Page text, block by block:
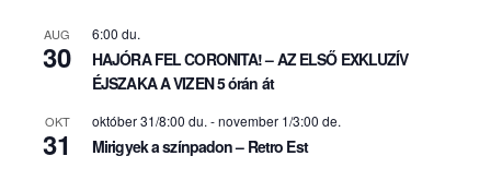
AUG
30
6:00 du.
HAJÓRA FEL CORONITA! – AZ ELSŐ EXKLUZÍV
ÉJSZAKA A VIZEN 5 órán át
OKT
31
október 31/8:00 du. -november 1/3:00 de.
Mirigyek a színpadon – Retro Est